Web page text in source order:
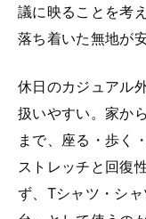
議に映ることを考
落ち着いた無地が
休日のカジュアル
扱いやすい。家か
まで、座る・歩く
ストレッチと回復
ず、Tシャツ・シ